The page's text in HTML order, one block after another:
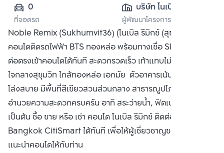
0
ที่จอดรถ
บริษัท โนเบิล ดี
เวลลอปเมนท์ จำกัด
(มหาชน)
ผู้พัฒนาโครงการ
Noble Remix (Sukhumvit36) (โนเบิล รีมิกซ์ (สุขุมวิท 36))
คอนโดติดรถไฟฟ้า BTS ทองหล่อ พร้อมทางเชื่อ Sky Walk เชื่อ
ต่อตรงเข้าคอนโดได้ทันที สะดวกรวดเร็ว เท้าแทบไม่ติดพื้น
ใจกลางสุขุมวิท ใกล้ทองหล่อ เอกมัย ตัวอาคารเน้นความโปร่ง
โล่งสบาย มีพื้นที่สีเขียวสวนส่วนกลาง สาธารณูปโภคและสิ่ง
อำนวยความสะดวกครบครัน อาทิ สระว่ายน้ำ, ฟิตเนส, ห้องสตีม
เป็นต้น ซื้อ ขาย หรือ เช่า คอนโด โนเบิล รีมิกซ์ ติดต่อหาเรา
Bangkok CitiSmart ได้ทันที เพื่อให้ผู้เชี่ยวชาญของเราได้
แนะนำคอนโดให้กับท่าน